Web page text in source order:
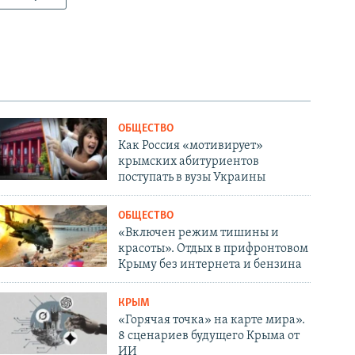
а
й
ОБЩЕСТВО
Как Россия «мотивирует»
крымских абитуриентов
поступать в вузы Украины
ОБЩЕСТВО
«Включен режим тишины и
красоты». Отдых в прифронтовом
Крыму без интернета и бензина
КРЫМ
«Горячая точка» на карте мира».
8 сценариев будущего Крыма от
ИИ